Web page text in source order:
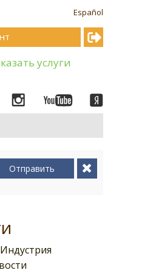
Español
услуги
Отправить